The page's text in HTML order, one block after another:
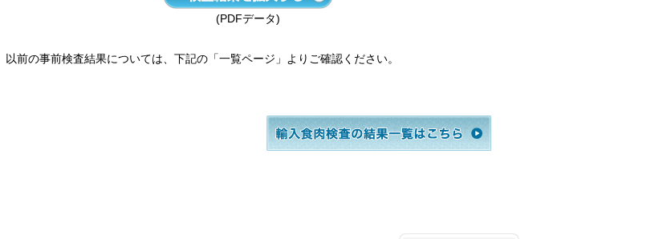
(PDFデータ)
以前の事前検査結果については、下記の「一覧ページ」よりご確認ください。